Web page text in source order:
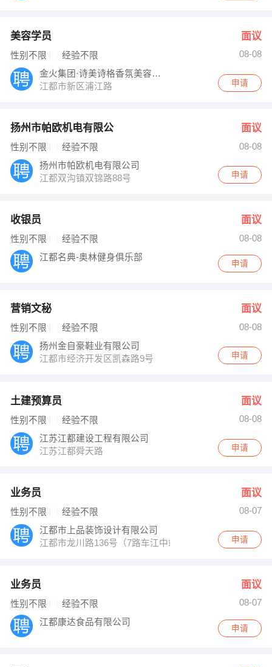
美容学员 面议
性别不限 经验不限
08-08
金火集团·诗美诗格香氛美容江都店
江都市新区浦江路
申请
扬州市帕欧机电有限公 面议
性别不限 经验不限
08-08
扬州市帕欧机电有限公司
江都双沟镇双锦路88号
申请
收银员 面议
性别不限 经验不限
08-08
江都名典-奥林健身俱乐部
申请
营销文秘 面议
性别不限 经验不限
08-08
扬州金自豪鞋业有限公司
江都市经济开发区凯森路9号
申请
土建预算员 面议
性别不限 经验不限
08-08
江苏江都建设工程有限公司
江苏江都舜天路
申请
业务员 面议
性别不限 经验不限
08-07
江都市上品装饰设计有限公司
江都市龙川路136号（7路车江中站下即到）
申请
业务员 面议
性别不限 经验不限
08-07
江都康达食品有限公司
申请